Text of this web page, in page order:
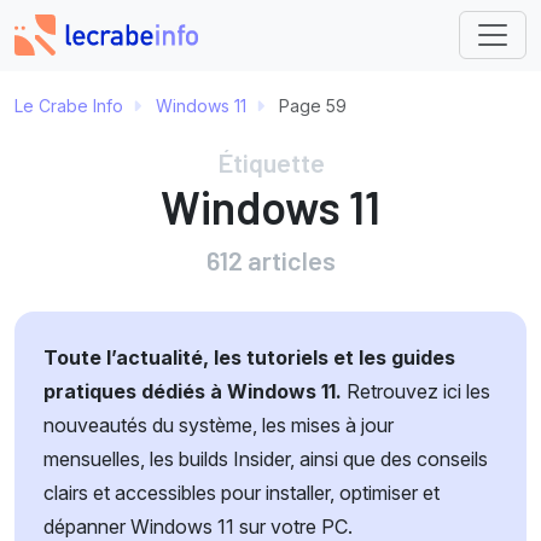
Le Crabe Info Windows 11 Page 59
Étiquette
Windows 11
612 articles
Toute l’actualité, les tutoriels et les guides
pratiques dédiés à Windows 11. Retrouvez ici les
nouveautés du système, les mises à jour
mensuelles, les builds Insider, ainsi que des conseils
clairs et accessibles pour installer, optimiser et
dépanner Windows 11 sur votre PC.